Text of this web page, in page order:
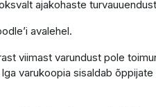
ajakohaste
avalehel.
viimast varundust pole
varukoopia sisaldab